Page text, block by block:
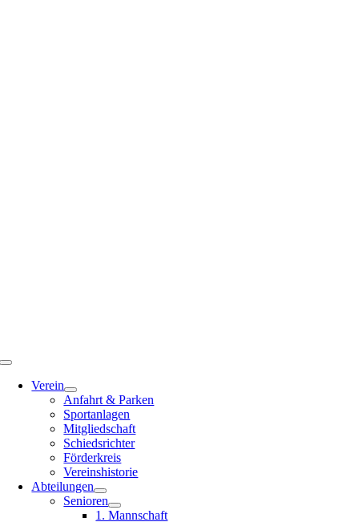
Toggle
NavigationVerein
Anfahrt & Parken
Sportanlagen
Mitgliedschaft
Schiedsrichter
Förderkreis
Vereinshistorie
Abteilungen
Senioren
1. Mannschaft